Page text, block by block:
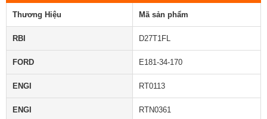
Thương Hiệu Mã sản phẩm
RBI D27T1FL
FORD E181-34-170
ENGI RT0113
ENGI RTN0361